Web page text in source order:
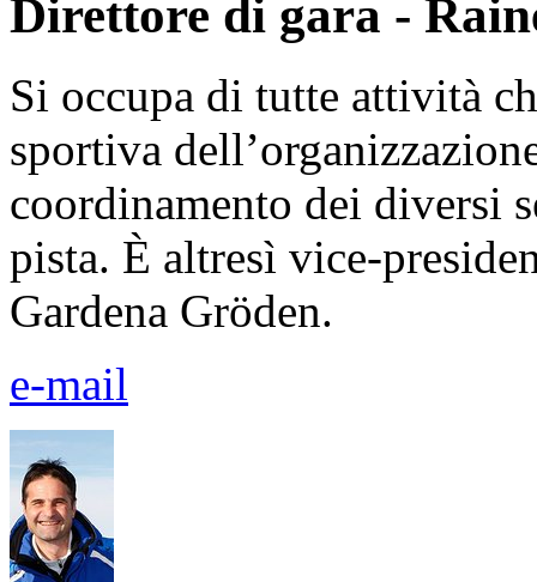
Direttore di gara -
Si occupa di tutte attività
sportiva
coordinamento dei diversi
pista. È altresì vice-
Gardena Gröden.
e-mail